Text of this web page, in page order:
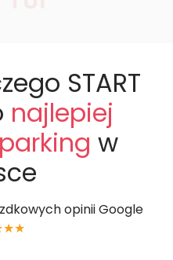
START
najlepiej
w
opinii Google